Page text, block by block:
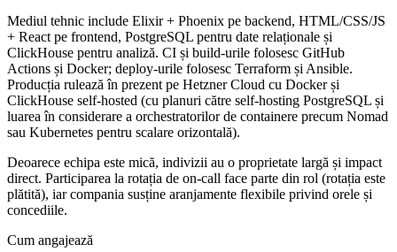
Mediul tehnic include Elixir + Phoenix pe backend, HTML/CSS/JS
+ React pe frontend, PostgreSQL pentru date relaționale și
ClickHouse pentru analiză. CI și build-urile folosesc GitHub
Actions și Docker; deploy-urile folosesc Terraform și Ansible.
Producția rulează în prezent pe Hetzner Cloud cu Docker și
ClickHouse self-hosted (cu planuri către self-hosting PostgreSQL și
luarea în considerare a orchestratorilor de containere precum Nomad
sau Kubernetes pentru scalare orizontală).
Deoarece echipa este mică, indivizii au o proprietate largă și impact
direct. Participarea la rotația de on-call face parte din rol (rotația este
plătită), iar compania susține aranjamente flexibile privind orele și
concediile.
Cum angajează